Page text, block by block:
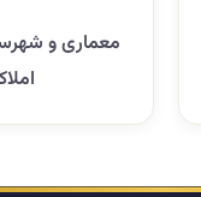
معماری و